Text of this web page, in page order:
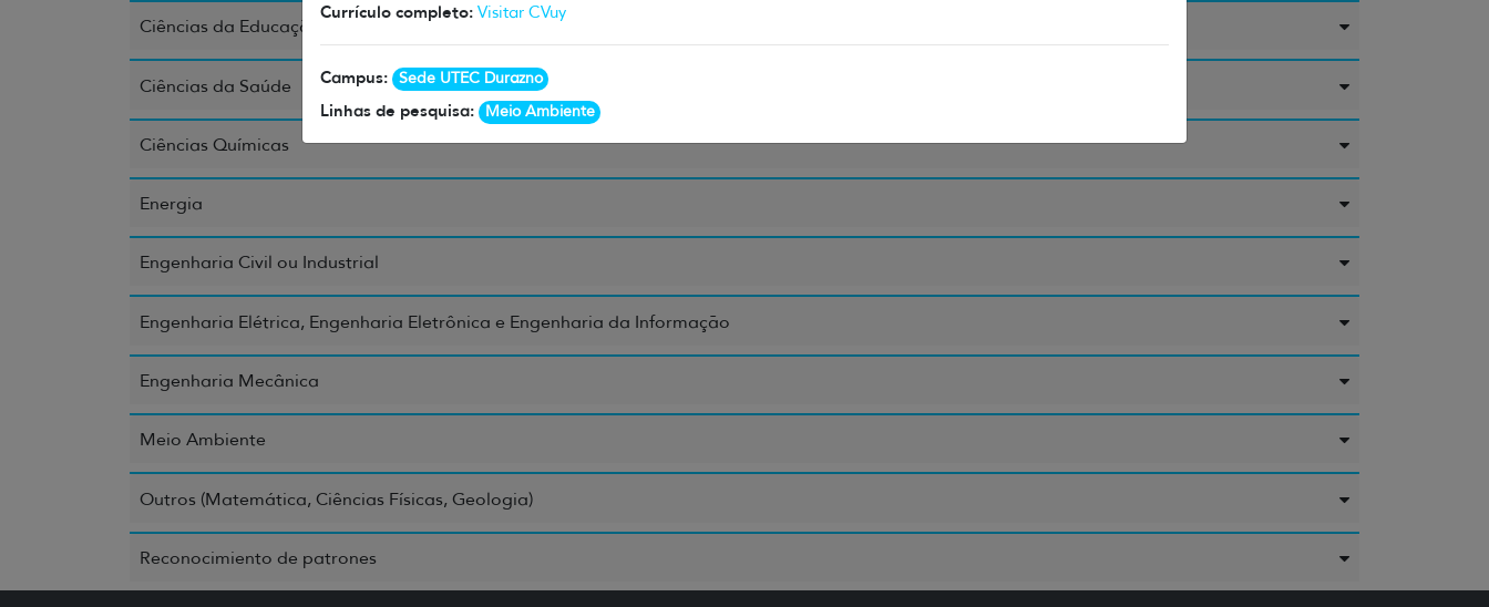
Ciências da Educação
Ciências da Saúde
Ciências Químicas
Energia
Engenharia Civil ou Industrial
Engenharia Elétrica, Engenharia Eletrônica e Engenharia da Informação
Engenharia Mecânica
Meio Ambiente
Outros (Matemática, Ciências Físicas, Geologia)
Reconocimiento de patrones
Currículo completo: Visitar CVuy
Campus: Sede UTEC Durazno
Linhas de pesquisa: Meio Ambiente